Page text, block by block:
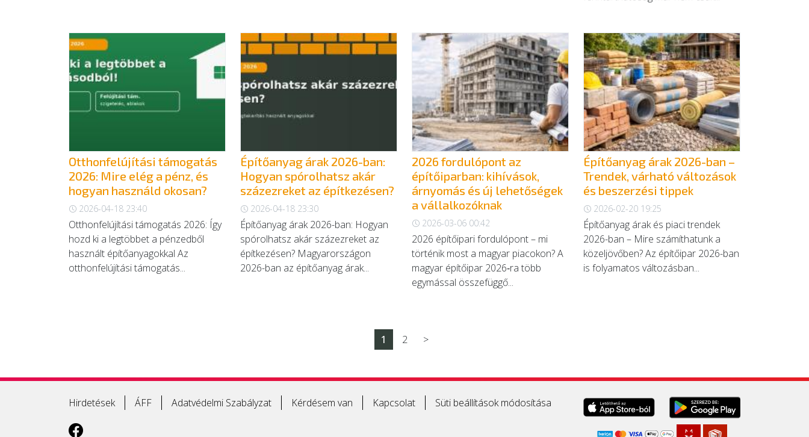
Otthonfelújítási támogatás
2026: Mire elég a pénz, és
hogyan használd okosan?
2026-04-18 23:40
Otthonfelújítási támogatás 2026: Így
hozd ki a legtöbbet a pénzedből
használt építőanyagokkal Az
otthonfelújítási támogatás...
Építőanyag árak 2026-ban:
Hogyan spórolhatsz akár
százezreket az építkezésen?
2026-04-18 23:30
Építőanyag árak 2026-ban: Hogyan
spórolhatsz akár százezreket az
építkezésen? Magyarországon
2026-ban az építőanyag árak...
2026 fordulópont az
építőiparban: kihívások,
árnyomás és új lehetőségek
a vállalkozóknak
2026-03-06 00:42
2026 építőipari fordulópont – mi
történik most a magyar piacokon? A
magyar építőipar 2026‑ra több
egymással összefüggő...
Építőanyag árak 2026-ban –
Trendek, várható változások
és beszerzési tippek
2026-02-20 19:25
Építőanyag árak és piaci trendek
2026-ban – Mire számíthatunk a
közeljövőben? Az építőipar 2026-ban
is folyamatos változásban...
1 2 >
Hirdetések ÁFF Adatvédelmi Szabályzat Kérdésem van Kapcsolat Süti beállítások módosítása